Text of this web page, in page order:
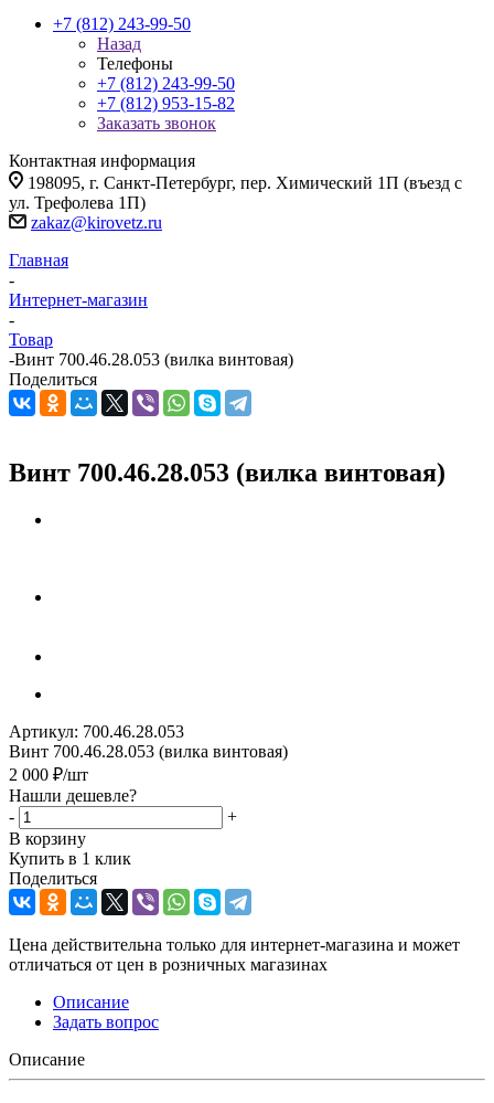
+7 (812) 243-99-50
Назад
Телефоны
+7 (812) 243-99-50
+7 (812) 953-15-82
Заказать звонок
Контактная информация
198095, г. Санкт-Петербург, пер. Химический 1П (въезд с
ул. Трефолева 1П)
zakaz@kirovetz.ru
Главная
-
Интернет-магазин
-
Товар
-Винт 700.46.28.053 (вилка винтовая)
Поделиться
Винт 700.46.28.053 (вилка винтовая)
Артикул: 700.46.28.053
Винт 700.46.28.053 (вилка винтовая)
2 000 ₽/шт
Нашли дешевле?
-
+
В корзину
Купить в 1 клик
Поделиться
Цена действительна только для интернет-магазина и может
отличаться от цен в розничных магазинах
Описание
Задать вопрос
Описание